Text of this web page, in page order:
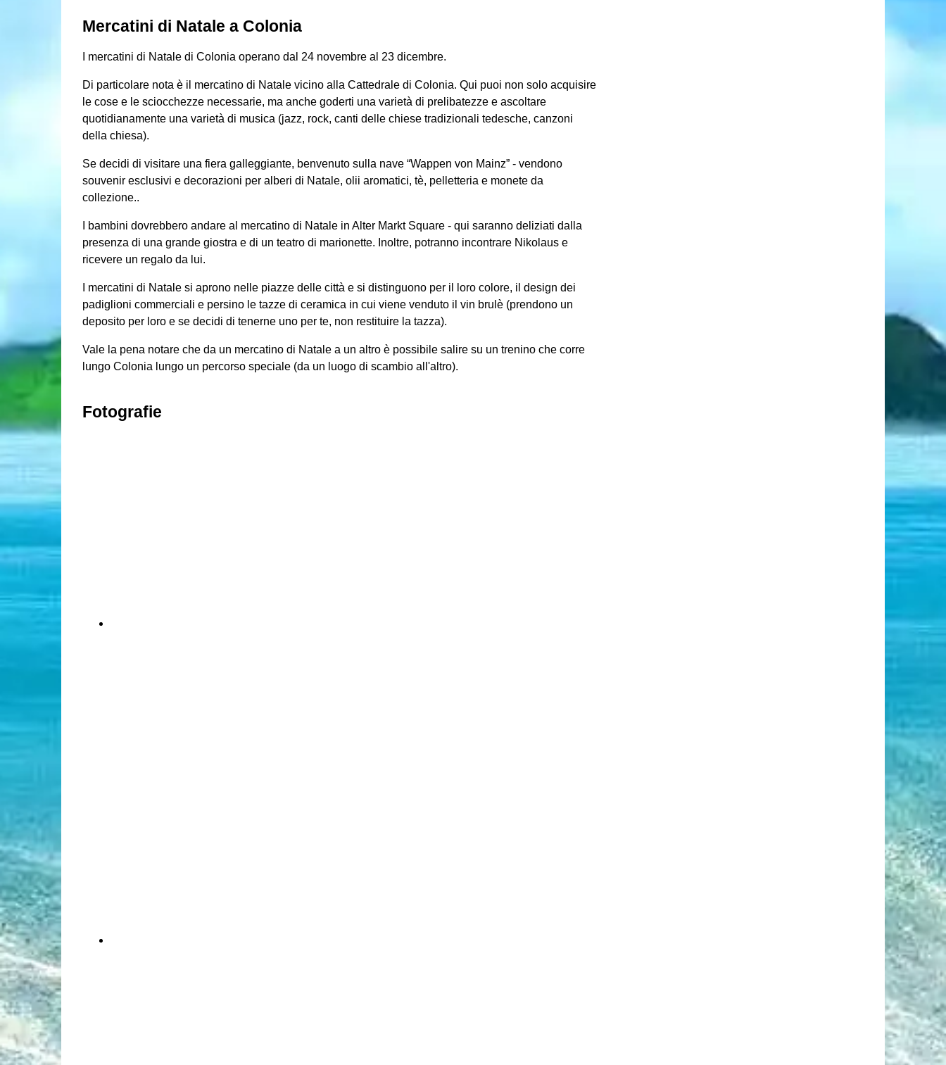
Mercatini di Natale a Colonia
I mercatini di Natale di Colonia operano dal 24 novembre al 23 dicembre.
Di particolare nota è il mercatino di Natale vicino alla Cattedrale di Colonia. Qui puoi non solo acquisire
le cose e le sciocchezze necessarie, ma anche goderti una varietà di prelibatezze e ascoltare
quotidianamente una varietà di musica (jazz, rock, canti delle chiese tradizionali tedesche, canzoni
della chiesa).
Se decidi di visitare una fiera galleggiante, benvenuto sulla nave “Wappen von Mainz” - vendono
souvenir esclusivi e decorazioni per alberi di Natale, olii aromatici, tè, pelletteria e monete da
collezione..
I bambini dovrebbero andare al mercatino di Natale in Alter Markt Square - qui saranno deliziati dalla
presenza di una grande giostra e di un teatro di marionette. Inoltre, potranno incontrare Nikolaus e
ricevere un regalo da lui.
I mercatini di Natale si aprono nelle piazze delle città e si distinguono per il loro colore, il design dei
padiglioni commerciali e persino le tazze di ceramica in cui viene venduto il vin brulè (prendono un
deposito per loro e se decidi di tenerne uno per te, non restituire la tazza).
Vale la pena notare che da un mercatino di Natale a un altro è possibile salire su un trenino che corre
lungo Colonia lungo un percorso speciale (da un luogo di scambio all'altro).
Fotografie